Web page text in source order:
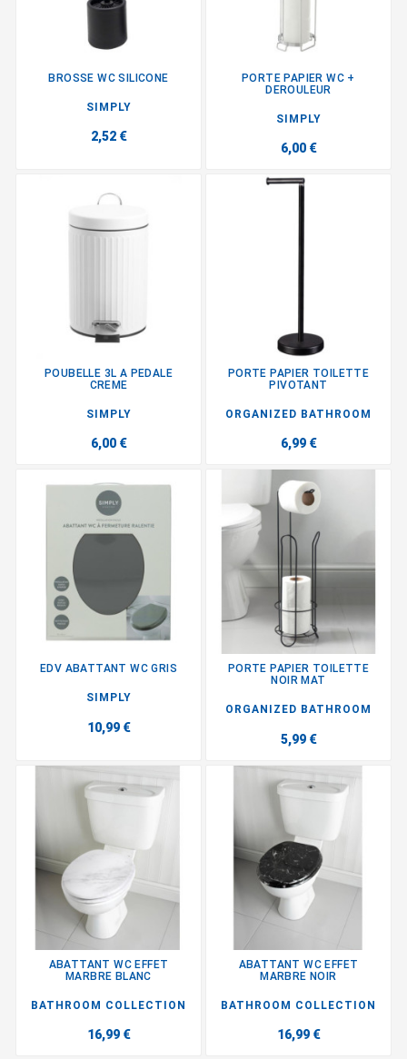
BROSSE WC SILICONE
SIMPLY
2,52 €
PORTE PAPIER WC +
DEROULEUR
SIMPLY
6,00 €
POUBELLE 3L A PEDALE
CREME
SIMPLY
6,00 €
PORTE PAPIER TOILETTE
PIVOTANT
ORGANIZED BATHROOM
6,99 €
EDV ABATTANT WC GRIS
SIMPLY
10,99 €
PORTE PAPIER TOILETTE
NOIR MAT
ORGANIZED BATHROOM
5,99 €
ABATTANT WC EFFET
MARBRE BLANC
BATHROOM COLLECTION
16,99 €
ABATTANT WC EFFET
MARBRE NOIR
BATHROOM COLLECTION
16,99 €